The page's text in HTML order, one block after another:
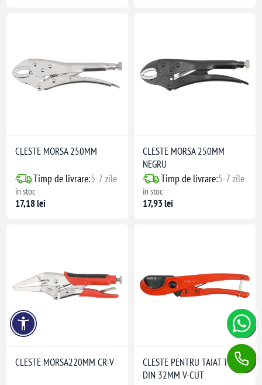
CLESTE MORSA 250MM
Timp de livrare:5-7 zile
în stoc
17,18 lei
CLESTE MORSA 250MM
NEGRU
Timp de livrare:5-7 zile
în stoc
17,93 lei
CLESTE MORSA220MM CR-V
CLESTE PENTRU TAIAT TEVI
DIN 32MM V-CUT